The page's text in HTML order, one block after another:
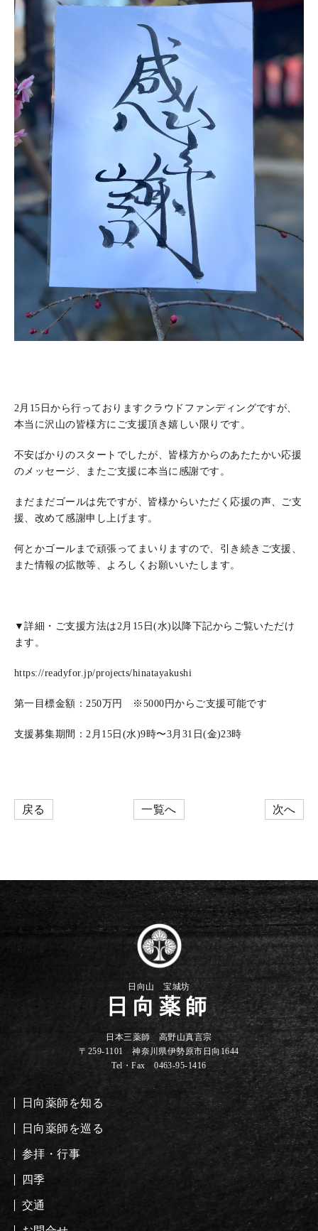
2月15日から行っておりますクラウドファンディングですが、
本当に沢山の皆様方にご支援頂き嬉しい限りです。
不安ばかりのスタートでしたが、皆様方からのあたたかい応援
のメッセージ、またご支援に本当に感謝です。
まだまだゴールは先ですが、皆様からいただく応援の声、ご支
援、改めて感謝申し上げます。
何とかゴールまで頑張ってまいりますので、引き続きご支援、
また情報の拡散等、よろしくお願いいたします。
▼詳細・ご支援方法は2月15日(水)以降下記からご覧いただけ
ます。
https://readyfor.jp/projects/hinatayakushi
第一目標金額：250万円 ※5000円からご支援可能です
支援募集期間：2月15日(水)9時〜3月31日(金)23時
戻る 一覧へ 次へ
日向山 宝城坊
日向薬師
日本三薬師 高野山真言宗
〒259-1101 神奈川県伊勢原市日向1644
Tel・Fax 0463-95-1416
日向薬師を知る
日向薬師を巡る
参拝・行事
四季
交通